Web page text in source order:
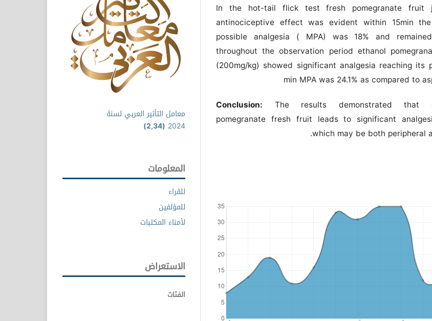
In the hot-tail flick test fresh pomegranate fruit
antinociceptive effect was evident within 15min the
possible analgesia ( MPA) was 18% and
throughout the observation period ethanol
(200mg/kg) showed significant analgesia reaching its
min MPA was 24.1% as compared to
Conclusion: The results demonstrated that
pomegranate fresh fruit leads to significant
which may be both peripheral
معامل التأثير العربي لسنة
2024
(2,34)
المعلومات
للقراء
للمؤلفين
لأمناء المكتبات
الاستعراض
الفئات